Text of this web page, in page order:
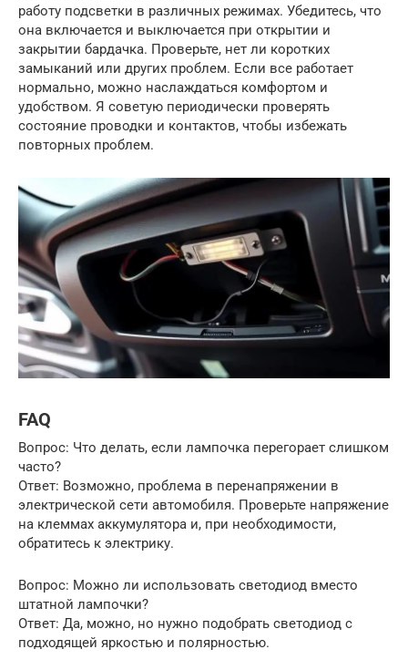
работу подсветки в различных режимах. Убедитесь, что
она включается и выключается при открытии и
закрытии бардачка. Проверьте, нет ли коротких
замыканий или других проблем. Если все работает
нормально, можно наслаждаться комфортом и
удобством. Я советую периодически проверять
состояние проводки и контактов, чтобы избежать
повторных проблем.
FAQ
Вопрос: Что делать, если лампочка перегорает слишком
часто?
Ответ: Возможно, проблема в перенапряжении в
электрической сети автомобиля. Проверьте напряжение
на клеммах аккумулятора и, при необходимости,
обратитесь к электрику.
Вопрос: Можно ли использовать светодиод вместо
штатной лампочки?
Ответ: Да, можно, но нужно подобрать светодиод с
подходящей яркостью и полярностью.